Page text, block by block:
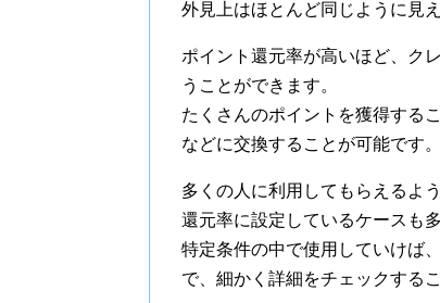
外見上はほとんど同じように見
ポイント還元率が高いほど、ク
うことができます。
たくさんのポイントを獲得する
などに交換することが可能です。
多くの人に利用してもらえるよ
還元率に設定しているケースも多
特定条件の中で使用していけば
で、細かく詳細をチェックする